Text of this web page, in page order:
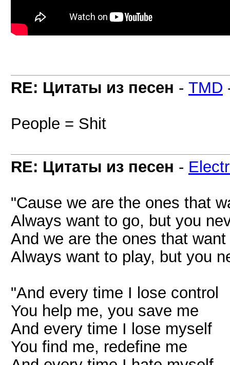
RE: Цитаты из песен - TMD
People = Shit
RE: Цитаты из песен -
"Cause we are the ones that
Always want to go, but you
And we are the ones that
Always want to play, but you
"And every time I lose control
You help me, you save me
And every time I lose myself
You find me, redefine me